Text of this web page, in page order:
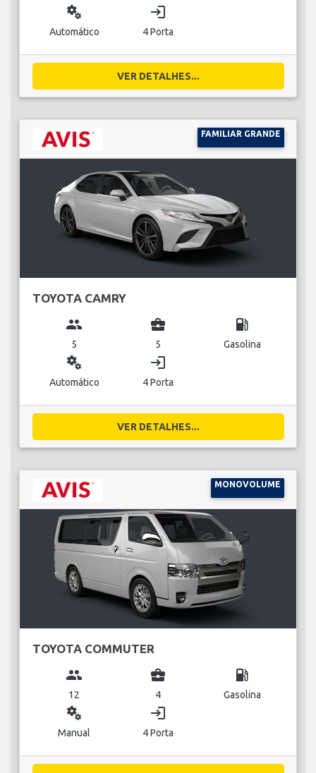
miscellaneous_services
Automático
login
4 Porta
VER DETALHES...
FAMILIAR GRANDE
TOYOTA CAMRY
group
5
business_center
5
local_gas_station
Gasolina
miscellaneous_services
Automático
login
4 Porta
VER DETALHES...
MONOVOLUME
TOYOTA COMMUTER
group
12
business_center
4
local_gas_station
Gasolina
miscellaneous_services
Manual
login
4 Porta